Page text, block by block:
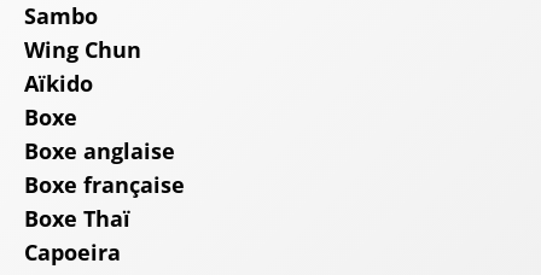
Sambo
Wing Chun
Aïkido
Boxe
Boxe anglaise
Boxe française
Boxe Thaï
Capoeira